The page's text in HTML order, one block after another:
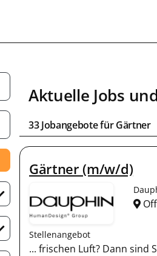
Aktuelle Jobs
33 Jobangebote fürGärtner
Gärtner (m/w/d)
Stellenangebot
... frischen Luft? Dann sind